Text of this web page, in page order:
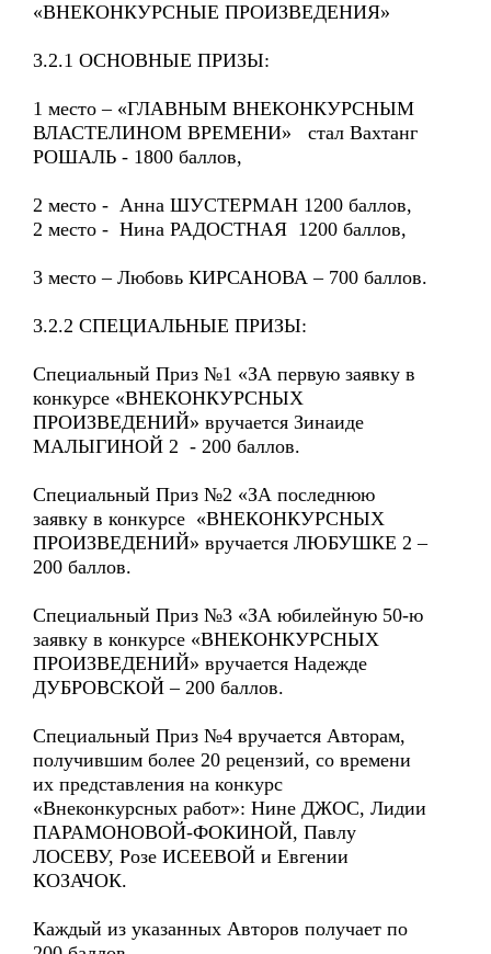
«ВНЕКОНКУРСНЫЕ ПРОИЗВЕДЕНИЯ»
3.2.1 ОСНОВНЫЕ ПРИЗЫ:
1 место – «ГЛАВНЫМ ВНЕКОНКУРСНЫМ
ВЛАСТЕЛИНОМ ВРЕМЕНИ» стал Вахтанг
РОШАЛЬ - 1800 баллов,
2 место - Анна ШУСТЕРМАН 1200 баллов,
2 место - Нина РАДОСТНАЯ 1200 баллов,
3 место – Любовь КИРСАНОВА – 700 баллов.
3.2.2 СПЕЦИАЛЬНЫЕ ПРИЗЫ:
Специальный Приз №1 «ЗА первую заявку в
конкурсе «ВНЕКОНКУРСНЫХ
ПРОИЗВЕДЕНИЙ» вручается Зинаиде
МАЛЫГИНОЙ 2 - 200 баллов.
Специальный Приз №2 «ЗА последнюю
заявку в конкурсе «ВНЕКОНКУРСНЫХ
ПРОИЗВЕДЕНИЙ» вручается ЛЮБУШКЕ 2 –
200 баллов.
Специальный Приз №3 «ЗА юбилейную 50-ю
заявку в конкурсе «ВНЕКОНКУРСНЫХ
ПРОИЗВЕДЕНИЙ» вручается Надежде
ДУБРОВСКОЙ – 200 баллов.
Специальный Приз №4 вручается Авторам,
получившим более 20 рецензий, со времени
их представления на конкурс
«Внеконкурсных работ»: Нине ДЖОС, Лидии
ПАРАМОНОВОЙ-ФОКИНОЙ, Павлу
ЛОСЕВУ, Розе ИСЕЕВОЙ и Евгении
КОЗАЧОК.
Каждый из указанных Авторов получает по